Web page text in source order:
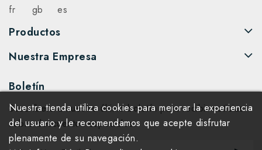
Productos
Nuestra Empresa
Boletín
Suscríbete a nuestro último boletín para recibir noticias
sobre descuentos especiales.
Nuestra tienda utiliza cookies para mejorar la experiencia
del usuario y le recomendamos que acepte disfrutar
plenamente de su navegación.